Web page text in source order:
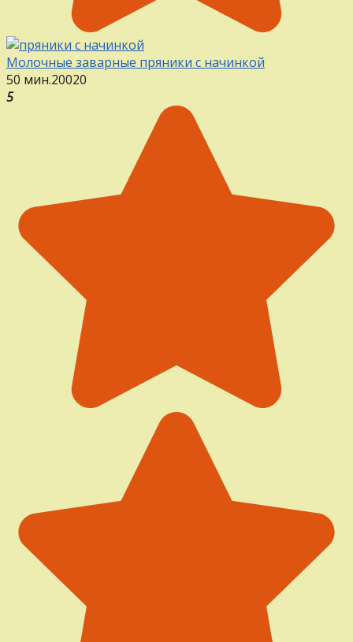
Молочные заварные пряники с начинкой
50 мин.20020
5